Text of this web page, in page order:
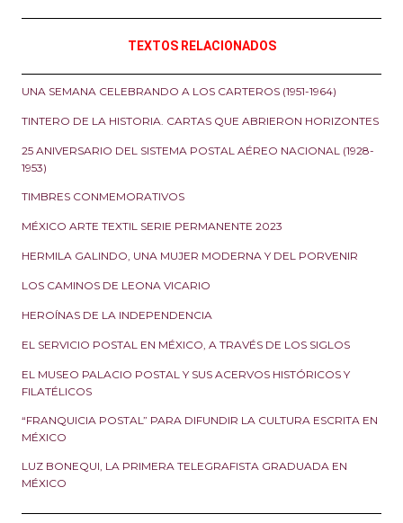
TEXTOS RELACIONADOS
UNA SEMANA CELEBRANDO A LOS CARTEROS (1951-1964)
TINTERO DE LA HISTORIA. CARTAS QUE ABRIERON HORIZONTES
25 ANIVERSARIO DEL SISTEMA POSTAL AÉREO NACIONAL (1928-
1953)
TIMBRES CONMEMORATIVOS
MÉXICO ARTE TEXTIL SERIE PERMANENTE 2023
HERMILA GALINDO, UNA MUJER MODERNA Y DEL PORVENIR
LOS CAMINOS DE LEONA VICARIO
HEROÍNAS DE LA INDEPENDENCIA
EL SERVICIO POSTAL EN MÉXICO, A TRAVÉS DE LOS SIGLOS
EL MUSEO PALACIO POSTAL Y SUS ACERVOS HISTÓRICOS Y
FILATÉLICOS
“FRANQUICIA POSTAL” PARA DIFUNDIR LA CULTURA ESCRITA EN
MÉXICO
LUZ BONEQUI, LA PRIMERA TELEGRAFISTA GRADUADA EN
MÉXICO